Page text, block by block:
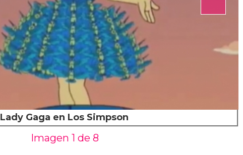
Lady Gaga en Los Simpson
Imagen 1 de 8